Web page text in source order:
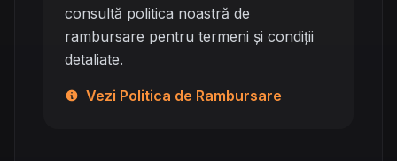
consultă politica noastră de
rambursare pentru termeni și condiții
detaliate.
Vezi Politica de Rambursare